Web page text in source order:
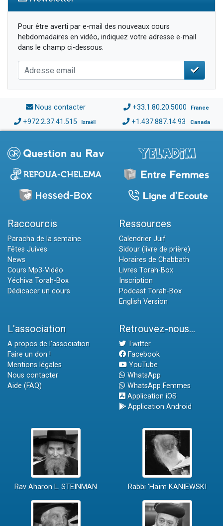
Pour être averti par e-mail des nouveaux cours
hebdomadaires en vidéo, indiquez votre adresse e-mail
dans le champ ci-dessous.
Nous contacter +33.1.80.20.5000 France
+972.2.37.41.515 Israël +1.437.887.14.93 Canada
Raccourcis
Paracha de la semaine
Fêtes Juives
News
Cours Mp3-Vidéo
Yéchiva Torah-Box
Dédicacer un cours
Ressources
Calendrier Juif
Sidour (livre de prière)
Horaires de Chabbath
Livres Torah-Box
Inscription
Podcast Torah-Box
English Version
L'association
A propos de l'association
Faire un don !
Mentions légales
Nous contacter
Aide (FAQ)
Retrouvez-nous...
Twitter
Facebook
YouTube
WhatsApp
WhatsApp Femmes
Application iOS
Application Android
Rav Aharon L. STEINMAN Rabbi 'Haïm KANIEWSKI